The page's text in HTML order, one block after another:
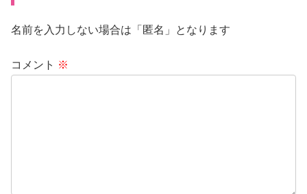
名前を入力しない場合は「匿名」となります
コメント ※